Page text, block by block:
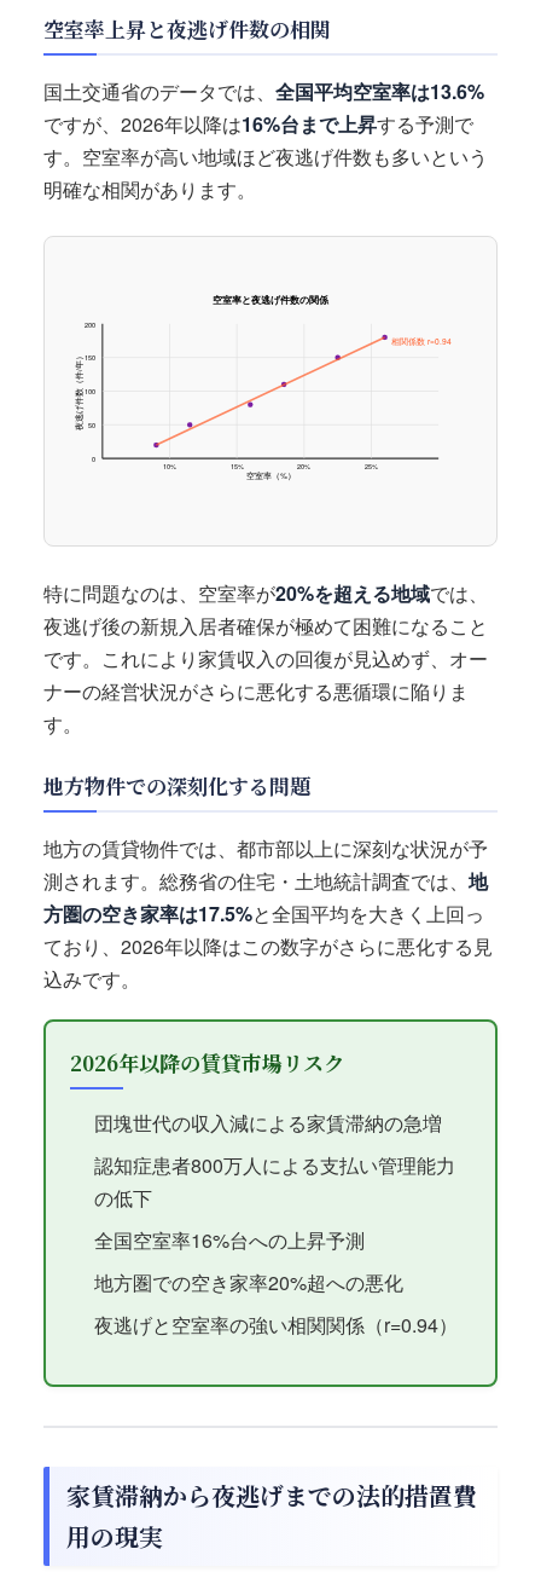
空室率上昇と夜逃げ件数の相関
国土交通省のデータでは、 全国平均空室率は13.6%
ですが、2026年以降は16%台まで上昇する予測で
す。空室率が高い地域ほど夜逃げ件数も多いという
明確な相関があります。
空室率と夜逃げ件数の関係
空室率（%）
夜逃げ件数（件/年）
10% 15% 20% 25%
0
50
100
150
200
相関係数 r=0.94
特に問題なのは、空室率が20%を超える地域では、
夜逃げ後の新規入居者確保が極めて困難になること
です。これにより家賃収入の回復が見込めず、オー
ナーの経営状況がさらに悪化する悪循環に陥りま
す。
地方物件での深刻化する問題
地方の賃貸物件では、都市部以上に深刻な状況が予
測されます。総務省の住宅・土地統計調査では、 地
方圏の空き家率は17.5%と全国平均を大きく上回っ
ており、2026年以降はこの数字がさらに悪化する見
込みです。
2026年以降の賃貸市場リスク
団塊世代の収入減による家賃滞納の急増
認知症患者800万人による支払い管理能力
の低下
全国空室率16%台への上昇予測
地方圏での空き家率20%超への悪化
夜逃げと空室率の強い相関関係（r=0.94）
家賃滞納から夜逃げまでの法的措置費
用の現実